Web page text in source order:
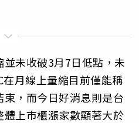
未收破3月7日低點，未
月線上量縮目前僅能稱
，而今日好消息則是台
上市櫃漲家數顯著大於